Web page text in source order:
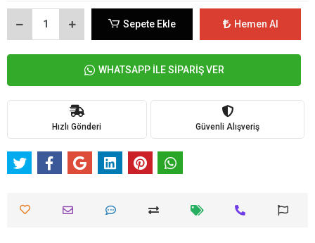
Sepete Ekle Hemen Al
WHATSAPP İLE SİPARİŞ VER
Hızlı Gönderi Güvenli Alışveriş